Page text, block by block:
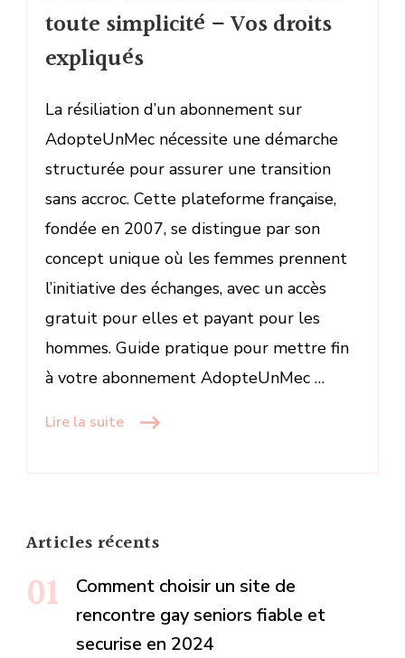
toute simplicité – Vos droits
expliqués
La résiliation d’un abonnement sur
AdopteUnMec nécessite une démarche
structurée pour assurer une transition
sans accroc. Cette plateforme française,
fondée en 2007, se distingue par son
concept unique où les femmes prennent
l’initiative des échanges, avec un accès
gratuit pour elles et payant pour les
hommes. Guide pratique pour mettre fin
à votre abonnement AdopteUnMec …
Lire la suite
Articles récents
Comment choisir un site de
rencontre gay seniors fiable et
securise en 2024